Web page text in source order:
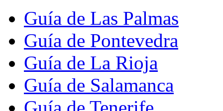
Guía de Las Palmas
Guía de Pontevedra
Guía de La Rioja
Guía de Salamanca